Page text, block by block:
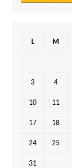
L M
3 4
10 11
17 18
24 25
31